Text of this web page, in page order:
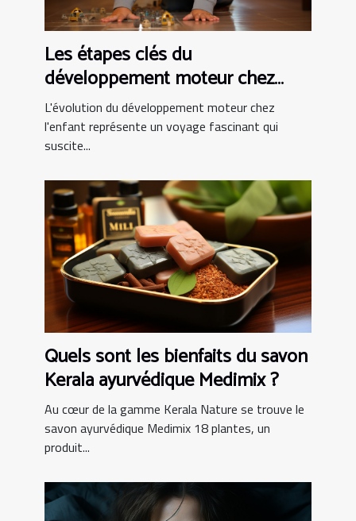
Les étapes clés du
développement moteur chez
l'enfant
L'évolution du développement moteur chez
l'enfant représente un voyage fascinant qui
suscite...
Quels sont les bienfaits du savon
Kerala ayurvédique Medimix ?
Au cœur de la gamme Kerala Nature se trouve le
savon ayurvédique Medimix 18 plantes, un
produit...